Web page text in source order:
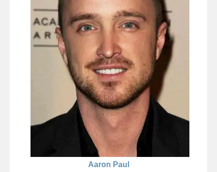
Aaron Paul